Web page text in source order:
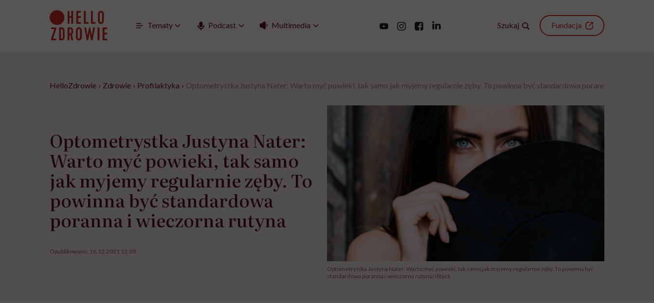
Tematy Podcast Multimedia Szukaj Fundacja
HelloZdrowie › Zdrowie › Profilaktyka › Optometrystka Justyna Nater: Warto myć powieki, tak samo jak myjemy regularnie zęby. To powinna być standardowa poranna i wieczorna
Optometrystka Justyna Nater:
Warto myć powieki, tak samo
jak myjemy regularnie zęby. To
powinna być standardowa
poranna i wieczorna rutyna
Opublikowano: 16.12.2021 12:30
Optometrystka Justyna Nater: Warto myć powieki, tak samo jak myjemy regularnie zęby. To powinna być
standardowa poranna i wieczorna rutyna/ iStock